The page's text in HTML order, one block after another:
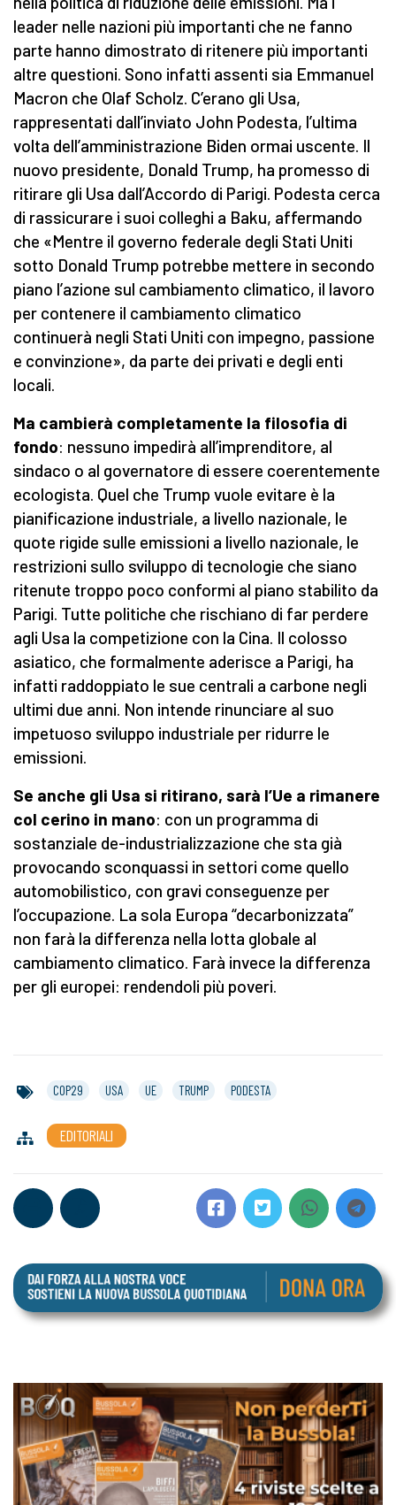
leader nelle nazioni più importanti che ne fanno
parte hanno dimostrato di ritenere più importanti
altre questioni. Sono infatti assenti sia Emmanuel
Macron che Olaf Scholz. C’erano gli Usa,
rappresentati dall’inviato John Podesta, l’ultima
volta dell’amministrazione Biden ormai uscente. Il
nuovo presidente, Donald Trump, ha promesso di
ritirare gli Usa dall’Accordo di Parigi. Podesta cerca
di rassicurare i suoi colleghi a Baku, affermando
che «Mentre il governo federale degli Stati Uniti
sotto Donald Trump potrebbe mettere in secondo
piano l’azione sul cambiamento climatico, il lavoro
per contenere il cambiamento climatico
continuerà negli Stati Uniti con impegno, passione
e convinzione», da parte dei privati e degli enti
locali.
Ma cambierà completamente la filosofia di
fondo: nessuno impedirà all’imprenditore, al
sindaco o al governatore di essere coerentemente
ecologista. Quel che Trump vuole evitare è la
pianificazione industriale, a livello nazionale, le
quote rigide sulle emissioni a livello nazionale, le
restrizioni sullo sviluppo di tecnologie che siano
ritenute troppo poco conformi al piano stabilito da
Parigi. Tutte politiche che rischiano di far perdere
agli Usa la competizione con la Cina. Il colosso
asiatico, che formalmente aderisce a Parigi, ha
infatti raddoppiato le sue centrali a carbone negli
ultimi due anni. Non intende rinunciare al suo
impetuoso sviluppo industriale per ridurre le
emissioni.
Se anche gli Usa si ritirano, sarà l’Ue a rimanere
col cerino in mano: con un programma di
sostanziale de-industrializzazione che sta già
provocando sconquassi in settori come quello
automobilistico, con gravi conseguenze per
l’occupazione. La sola Europa “decarbonizzata”
non farà la differenza nella lotta globale al
cambiamento climatico. Farà invece la differenza
per gli europei: rendendoli più poveri.
COP29 USA UE TRUMP PODESTA
EDITORIALI